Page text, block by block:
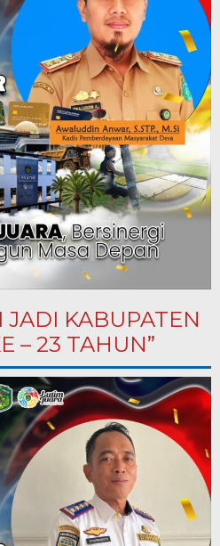
JADI KABUPATEN
– 23 TAHUN”